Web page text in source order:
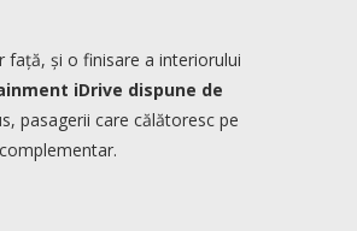
față, și o finisare a interiorului
iDrive dispune de
pasagerii care călătoresc pe